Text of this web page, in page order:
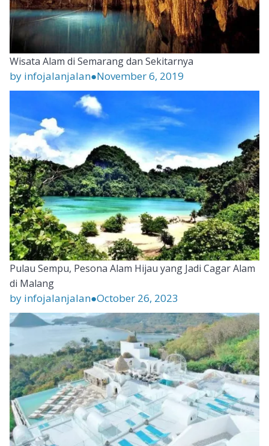
Wisata Alam di Semarang dan Sekitarnya
by infojalanjalan●November 6, 2019
Pulau Sempu, Pesona Alam Hijau yang Jadi Cagar Alam
di Malang
by infojalanjalan●October 26, 2023